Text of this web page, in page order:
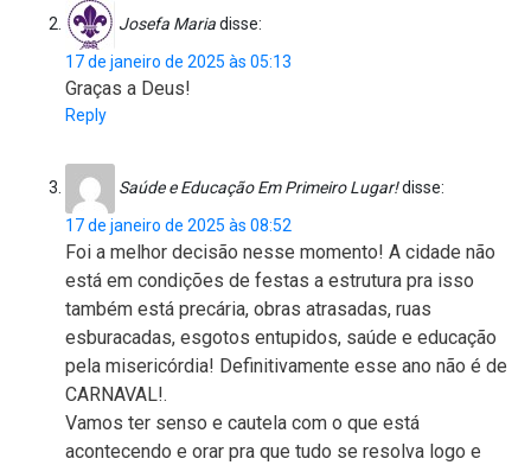
Josefa Mariadisse:
17 de janeiro de 2025 às 05:13
Graças a Deus!
Reply
Saúde e Educação Em Primeiro Lugar!disse:
17 de janeiro de 2025 às 08:52
Foi a melhor decisão nesse momento! A cidade não
está em condições de festas a estrutura pra isso
também está precária, obras atrasadas, ruas
esburacadas, esgotos entupidos, saúde e educação
pela misericórdia! Definitivamente esse ano não é de
CARNAVAL!.
Vamos ter senso e cautela com o que está
acontecendo e orar pra que tudo se resolva logo e